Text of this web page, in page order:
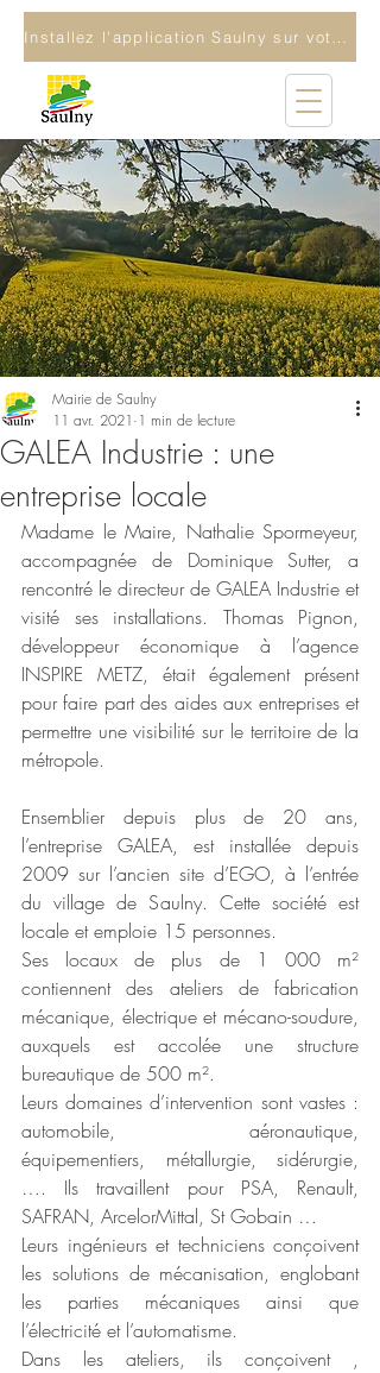
GALEA Industrie : une
entreprise locale
Mairie de Saulny
11 avr. 2021 1 min de lecture
Madame le Maire, Nathalie Spormeyeur,
accompagnée de Dominique Sutter, a
rencontré le directeur de GALEA Industrie et
visité ses installations. Thomas Pignon,
développeur économique à l’agence
INSPIRE METZ, était également présent
pour faire part des aides aux entreprises et
permettre une visibilité sur le territoire de la
métropole.
Ensemblier depuis plus de 20 ans,
l’entreprise GALEA, est installée depuis
2009 sur l’ancien site d’EGO, à l’entrée
du village de Saulny. Cette société est
locale et emploie 15 personnes.
Ses locaux de plus de 1 000 m²
contiennent des ateliers de fabrication
mécanique, électrique et mécano-soudure,
auxquels est accolée une structure
bureautique de 500 m².
Leurs domaines d’intervention sont vastes :
automobile, aéronautique,
équipementiers, métallurgie, sidérurgie,
…. Ils travaillent pour PSA, Renault,
SAFRAN, ArcelorMittal, St Gobain …
Leurs ingénieurs et techniciens conçoivent
les solutions de mécanisation, englobant
les parties mécaniques ainsi que
l’électricité et l’automatisme.
Dans les ateliers, ils conçoivent ,